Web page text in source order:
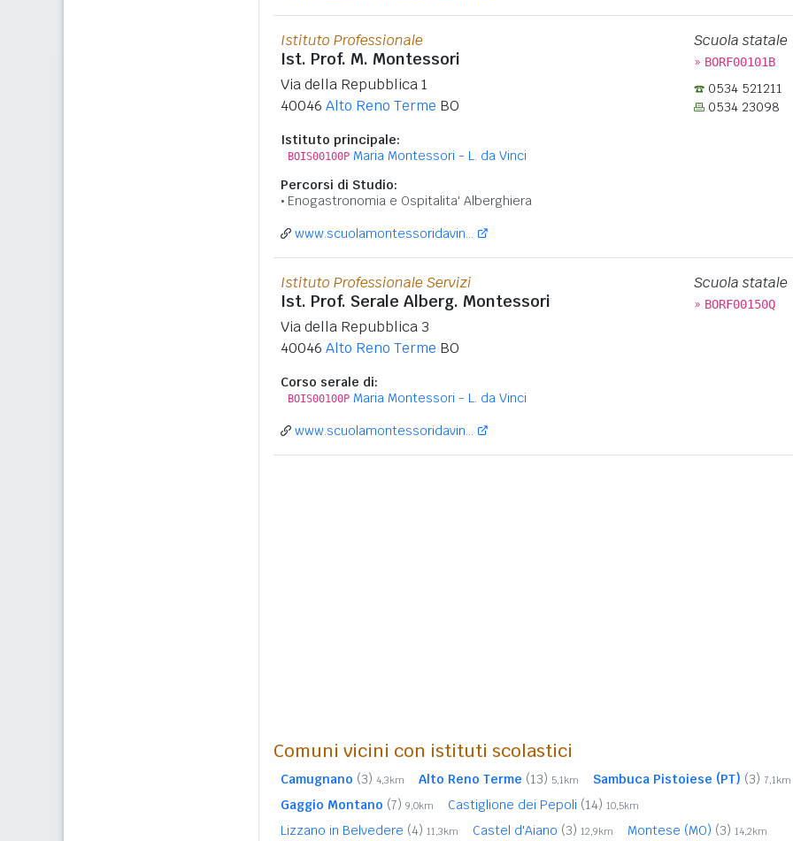
Istituto Professionale
Ist. Prof. M. Montessori
Via della Repubblica 1
40046 Alto Reno Terme BO
Istituto principale:
BOIS00100P Maria Montessori - L. da Vinci
Percorsi di Studio:
Enogastronomia e Ospitalita' Alberghiera
Scuola statale
» BORF00101B
0534 521211
0534 23098
www.scuolamontessoridavin...
Istituto Professionale Servizi
Ist. Prof. Serale Alberg. Montessori
Via della Repubblica 3
40046 Alto Reno Terme BO
Corso serale di:
BOIS00100P Maria Montessori - L. da Vinci
Scuola statale
» BORF00150Q
www.scuolamontessoridavin...
Comuni vicini con istituti scolastici
Camugnano (3) 4,3km Alto Reno Terme (13) 5,1km Sambuca Pistoiese (PT) (3) 7,1km
Gaggio Montano (7) 9,0km Castiglione dei Pepoli (14) 10,5km
Lizzano in Belvedere (4) 11,3km Castel d'Aiano (3) 12,9km Montese (MO) (3) 14,2km